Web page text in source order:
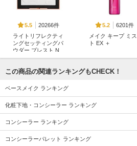
5.5
20266件
ライトリフレクティ
ングセッティングパ
ウダー プレスト N
5.2
6201件
メイク キープ ミス
ト EX ＋
5.1
5192件
マシュマロフィニッ
ヴォワールコレクチ
この商品の関連ランキングもCHECK！
ベースメイク ランキング
化粧下地・コンシーラー ランキング
コンシーラー ランキング
コンシーラーパレット ランキング